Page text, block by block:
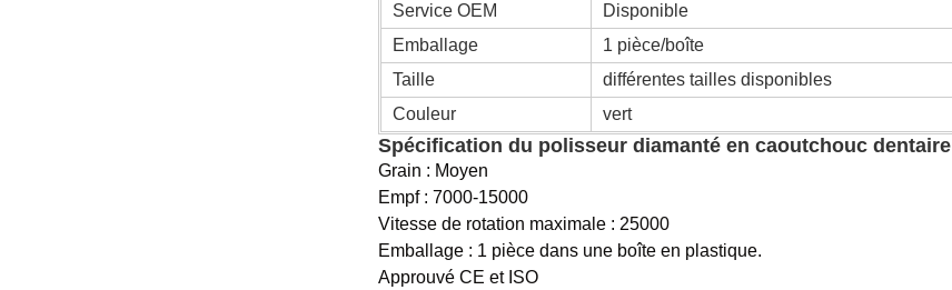
Service OEM
Disponible
Emballage
1 pièce/boîte
Taille
différentes tailles disponibles
Couleur
vert
Spécification du polisseur diamanté en caoutchouc dentaire
Grain : Moyen
Empf : 7000-15000
Vitesse de rotation maximale : 25000
Emballage : 1 pièce dans une boîte en plastique.
Approuvé CE et ISO